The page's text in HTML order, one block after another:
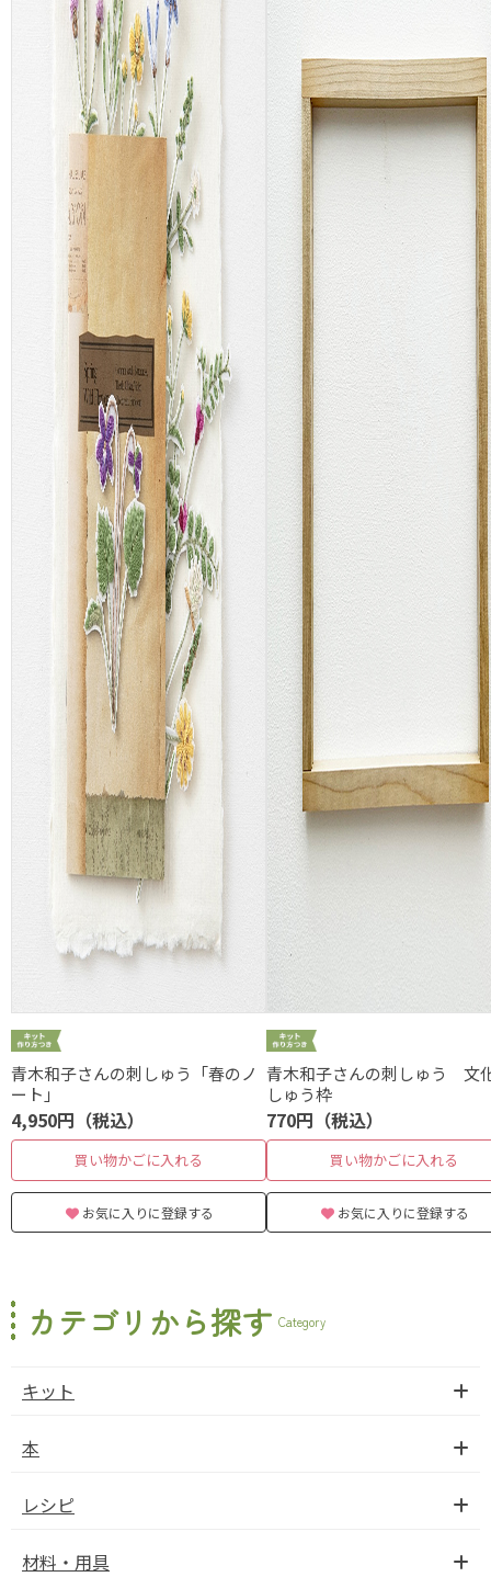
青木和子さんの刺しゅう「春のノ
ート」
4,950円（税込）
買い物かごに入れる
お気に入りに登録する
青木和子さんの刺しゅう 文
しゅう枠
770円（税込）
買い物かごに入れる
お気に入りに登録する
カテゴリから探す Category
キット
本
レシピ
材料・用具